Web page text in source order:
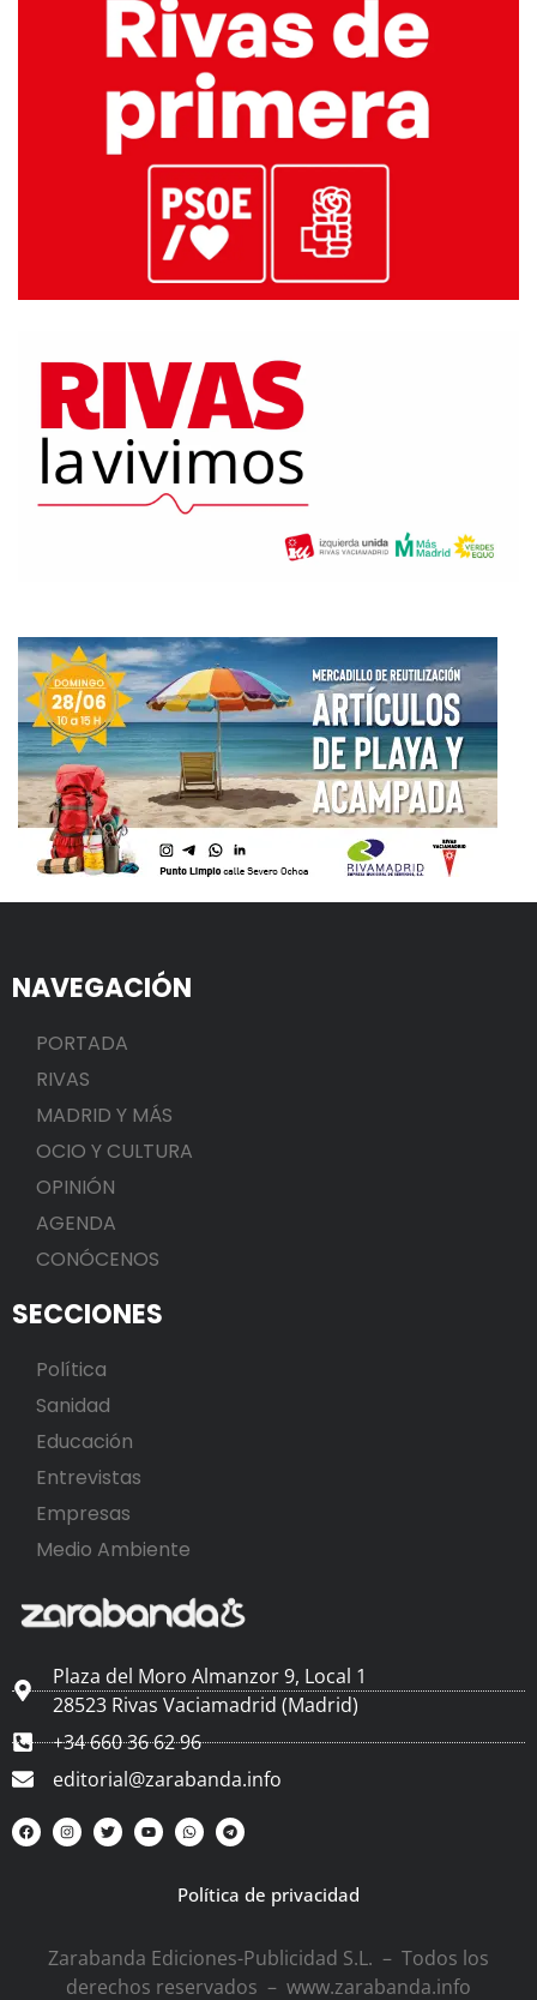
NAVEGACIÓN
PORTADA
RIVAS
MADRID Y MÁS
OCIO Y CULTURA
OPINIÓN
AGENDA
CONÓCENOS
SECCIONES
Política
Sanidad
Educación
Entrevistas
Empresas
Medio Ambiente
Plaza del Moro Almanzor 9, Local 1
28523 Rivas Vaciamadrid (Madrid)
+34 660 36 62 96
editorial@zarabanda.info
Política de privacidad
Zarabanda Ediciones-Publicidad S.L. – Todos los
derechos reservados – www.zarabanda.info